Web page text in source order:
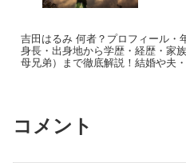
吉田はるみ 何者？プロフィール・
身長・出身地から学歴・経歴・家
母兄弟）まで徹底解説！結婚や夫
コメント